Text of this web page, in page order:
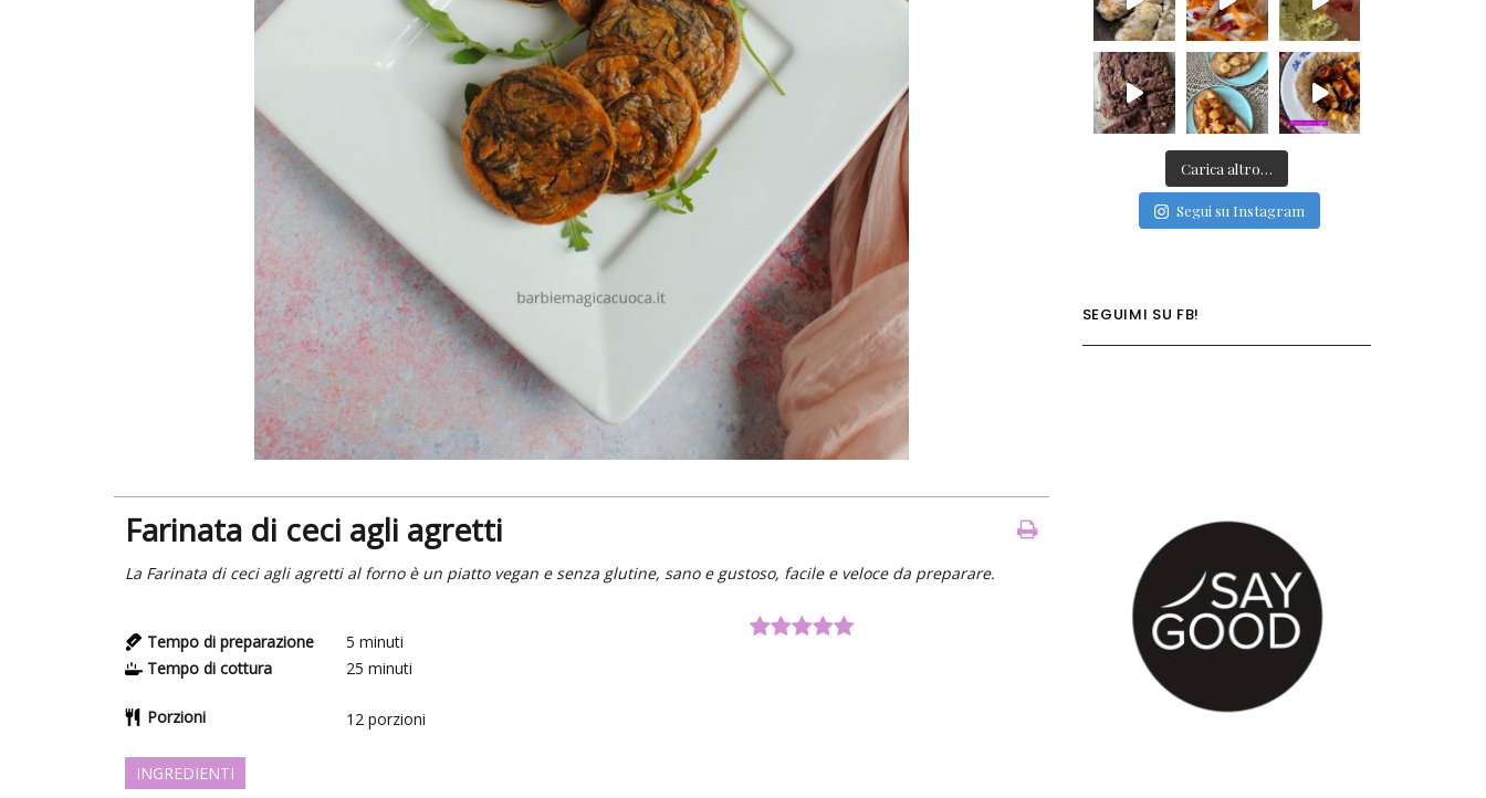
Farinata di ceci agli agretti
La Farinata di ceci agli agretti al forno è un piatto vegan e senza glutine, sano e gustoso, facile e veloce da preparare.
Tempo di preparazione 5 minuti
Tempo di cottura
25 minuti
Porzioni 12 porzioni
INGREDIENTI
Carica altro…
Segui su Instagram
SEGUIMI SU FB!